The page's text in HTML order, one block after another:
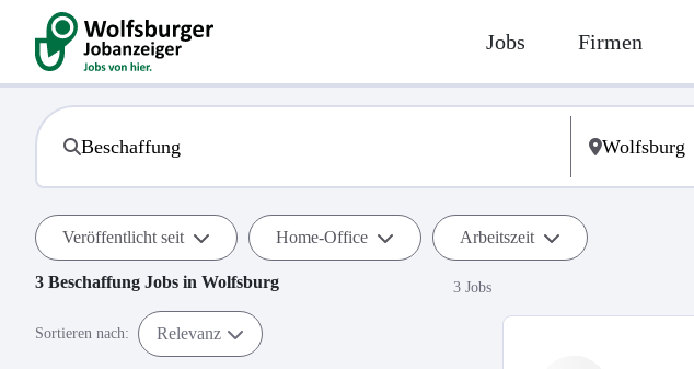
Jobs Firmen
Veröffentlicht seit Home-Office Arbeitszeit
3 Beschaffung Jobs in Wolfsburg 3 Jobs
Sortieren nach: Relevanz